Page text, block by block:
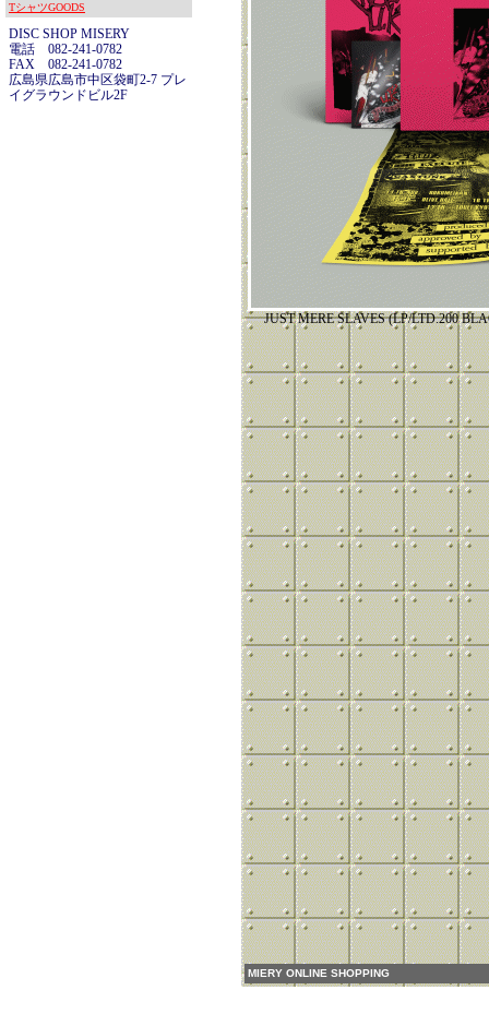
TシャツGOODS
DISC SHOP MISERY
電話 082-241-0782
FAX 082-241-0782
広島県広島市中区袋町2-7 プレ
イグラウンドビル2F
JUST MERE SLAVES (LP/LTD.200
MIERY ONLINE SHOPPING